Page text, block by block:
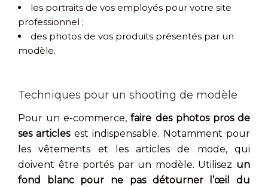
les portraits de vos employés pour votre site
professionnel ;
des photos de vos produits présentés par un
modèle.
Techniques pour un shooting de modèle
Pour un e-commerce, faire des photos pros de
ses articlesest indispensable. Notamment pour
les vêtements et les articles de mode, qui
doivent être portés par un modèle. Utilisez un
fond blanc pour ne pas détourner l’œil du